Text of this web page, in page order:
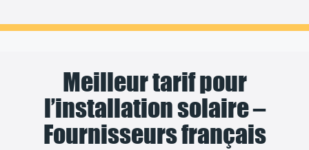
Meilleur tarif pour
l’installation solaire –
Fournisseurs français